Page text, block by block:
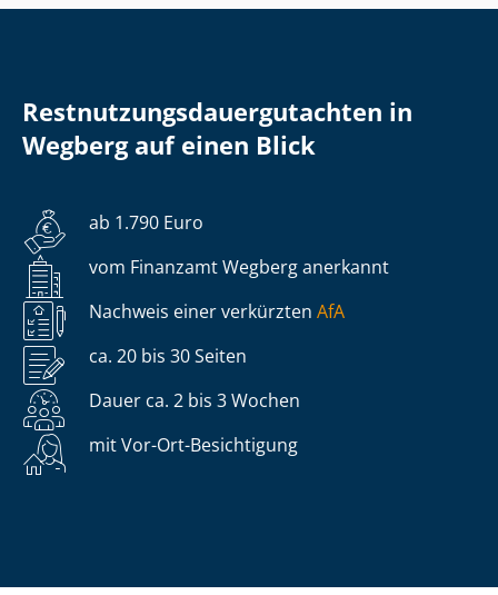
Rest­nut­zungs­dau­er­gut­ach­ten in
Wegberg auf einen Blick
ab 1.790 Euro
vom Finanzamt Wegberg anerkannt
Nachweis einer verkürzten AfA
ca. 20 bis 30 Seiten
Dauer ca. 2 bis 3 Wochen
mit Vor-Ort-Besichtigung